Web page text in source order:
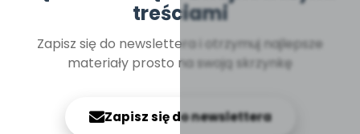
treściami
Zapisz się do newslettera i otrzymuj najlepsze
materiały prosto na swoją skrzynkę
Zapisz się do newslettera